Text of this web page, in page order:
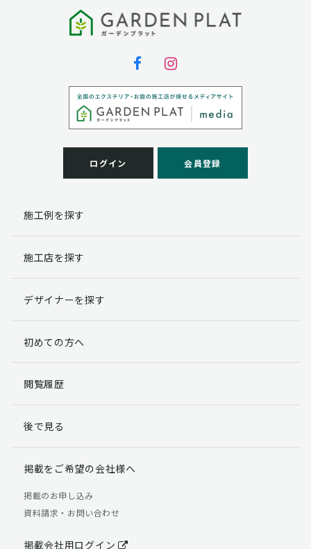
第三者への提供
弊社は法律で定められている場合を除いて、お客様の個
個人情報の取扱い業務の委託
弊社は事業運営上、お客様により良いサービスを提供す
るために業務の一部を外部に委託しており、業務委託先
客様には、貴殿の個人情報の利用目的の通知、開示、訂
理・機密保持などによりお客様の個人情報の漏洩防止に
個人情報提出の任意性
す。
らかじめご了承ください。
個人情報の開示請求について
る権利があります。
「個人情報の取り扱いについて」
【お問合せ先】 個人情報問合せ窓口
TEL：03-5411-7891（平日9:00 ～ 18:00）
ログイン 会員登録
施工例を探す
施工店を探す
デザイナーを探す
初めての方へ
閲覧履歴
後で見る
掲載をご希望の会社様へ
掲載のお申し込み
資料請求・お問い合わせ
掲載会社用ログイン